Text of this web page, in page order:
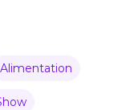
Alimentation